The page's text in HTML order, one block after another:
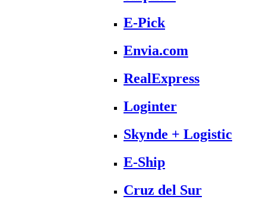
E-Pick
Envia.com
RealExpress
Loginter
Skynde + Logistic
E-Ship
Cruz del Sur